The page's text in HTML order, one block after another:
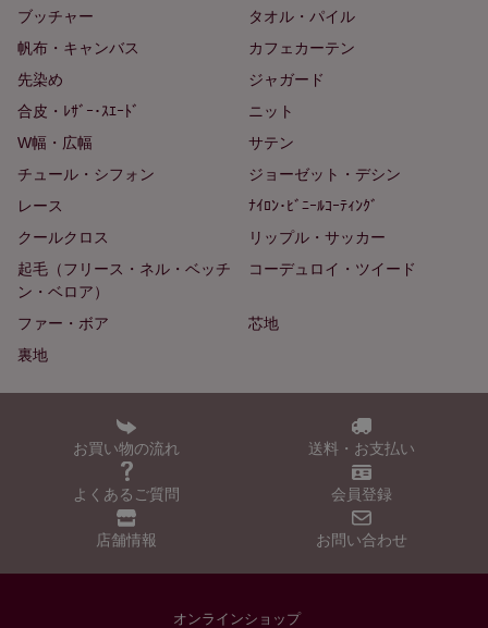
ブッチャー
タオル・パイル
帆布・キャンバス
カフェカーテン
先染め
ジャガード
合皮・ﾚｻﾞｰ･ｽｴｰﾄﾞ
ニット
W幅・広幅
サテン
チュール・シフォン
ジョーゼット・デシン
レース
ﾅｲﾛﾝ･ﾋﾞﾆｰﾙｺｰﾃｨﾝｸﾞ
クールクロス
リップル・サッカー
起毛（フリース・ネル・ベッチ
ン・ベロア）
コーデュロイ・ツイード
ファー・ボア
芯地
裏地
お買い物の流れ 送料・お支払い
よくあるご質問 会員登録
店舗情報 お問い合わせ
オンラインショップ